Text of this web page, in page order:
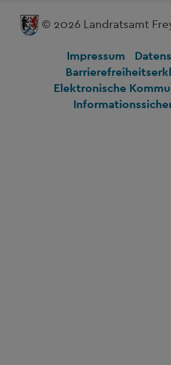
© 2026 Landratsamt
Impressum
Elektronische